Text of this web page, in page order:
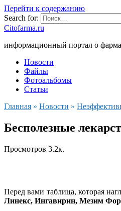
Перейти к содержанию
Search for:
Citofarma.ru
информационный портал о
Новости
Файлы
Фотоальбомы
Статьи
Главная » Новости »
Бесполезные
Просмотров 3.2к.
Перед вами таблица, которая
Линекс, Ингавирин, Мезим